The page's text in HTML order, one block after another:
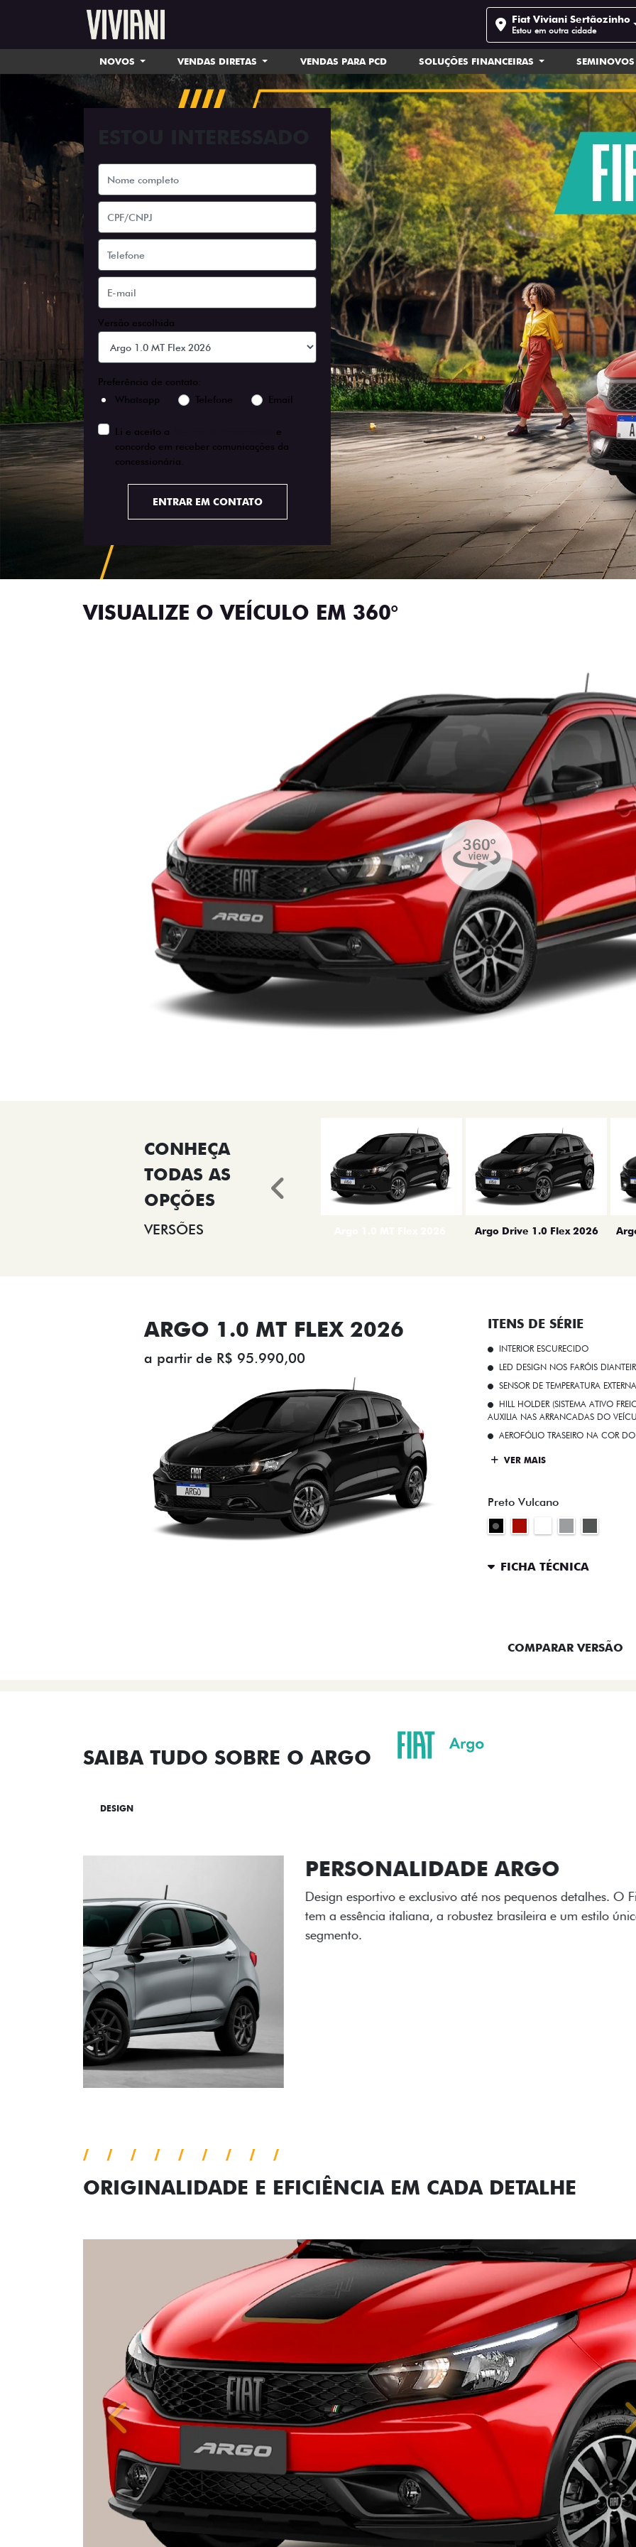
Fiat Viviani Sertãozinho
Estou em outra cidade
NOVOS VENDAS DIRETAS VENDAS PARA PCD SOLUÇÕES FINANCEIRAS SEMINOVOS
Versão escolhida
Preferência de contato:
Whatsapp
Telefone Email
Li e aceito a
e
concordo em receber comunicações da
concessionária.
ENTRAR EM CONTATO
VISUALIZE O VEÍCULO EM 360°
VERSÕES Argo Drive 1.0 Flex 2026
Anterior
ARGO 1.0 MT FLEX 2026
a partir de R$ 95.990,00
ITENS DE SÉRIE
INTERIOR ESCURECIDO
LED DESIGN NOS FARÓIS
SENSOR DE TEMPERATURA EXTERNA
HILL HOLDER (SISTEMA ATIVO
AUXILIA NAS ARRANCADAS DO
AEROFÓLIO TRASEIRO NA COR
VER MAIS
Preto Vulcano
FICHA TÉCNICA
COMPARAR VERSÃO
SAIBA TUDO SOBRE O ARGO
DESIGN
A flag italiana e o novo
carro, que possui
ORIGINALIDADE E EFICIÊNCIA EM CADA DETALHE
Anterior